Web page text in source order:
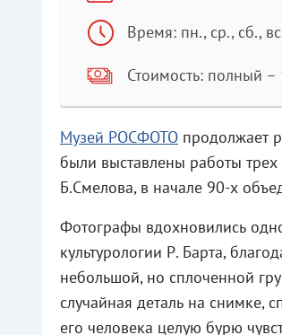
Время: пн., ср., сб.,
Стоимость: полный
Музей РОСФОТО продолжает
были выставлены работы
Б.Смелова, в начале 90-х
Фотографы вдохновились
культурологии Р. Барта,
небольшой, но сплоченной
случайная деталь на снимке,
его человека целую бурю